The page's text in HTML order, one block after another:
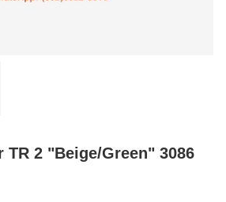
TR 2 "Beige/Green" 3086